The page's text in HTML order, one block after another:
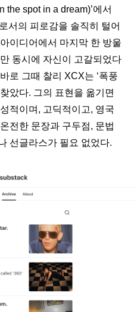
spot in a dream)’에서
서의 피로감을 솔직히 털어
이디어에서 마지막 한 방울
동시에 자신이 고갈되었다
로 그때 찰리 XCX는 ‘폭풍
았다. 그의 표현을 옮기면
적이며, 고딕적이고, 영국
전한 문장과 구두점, 문법
선글라스가 필요 없었다.